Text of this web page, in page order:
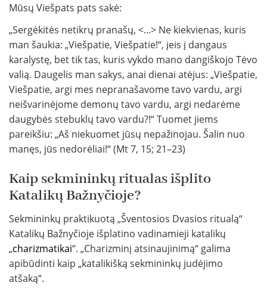
Mūsų Viešpats pats sakė:
„Sergėkitės netikrų pranašų, <...> Ne kiekvienas, kuris
man šaukia: „Viešpatie, Viešpatie!“, įeis į dangaus
karalystę, bet tik tas, kuris vykdo mano dangiškojo Tėvo
valią. Daugelis man sakys, anai dienai atėjus: „Viešpatie,
Viešpatie, argi mes nepranašavome tavo vardu, argi
neišvarinėjome demonų tavo vardu, argi nedarėme
daugybės stebuklų tavo vardu?!“ Tuomet jiems
pareikšiu: „Aš niekuomet jūsų nepažinojau. Šalin nuo
manęs, jūs nedorėliai!“ (Mt 7, 15; 21–23)
Kaip sekmininkų ritualas išplito
Katalikų Bažnyčioje?
Sekmininkų praktikuotą „Šventosios Dvasios ritualą“
Katalikų Bažnyčioje išplatino vadinamieji katalikų
„charizmatikai“. „Charizminį atsinaujinimą“ galima
apibūdinti kaip „katalikišką sekmininkų judėjimo
atšaką“.